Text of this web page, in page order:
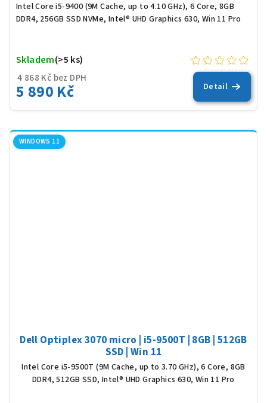
Intel Core i5-9400 (9M Cache, up to 4.10 GHz), 6 Core, 8GB
DDR4, 256GB SSD NVMe, Intel® UHD Graphics 630, Win 11 Pro
4 868 Kč bez DPH
5 890 Kč
Skladem(>5 ks)
Detail
WINDOWS 11
Dell Optiplex 3070 micro | i5-9500T | 8GB | 512GB
SSD | Win 11
Intel Core i5-9500T (9M Cache, up to 3.70 GHz), 6 Core, 8GB
DDR4, 512GB SSD, Intel® UHD Graphics 630, Win 11 Pro